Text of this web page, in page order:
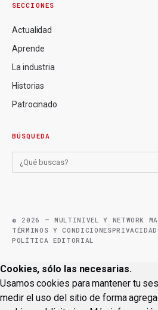
SECCIONES
Actualidad
Aprende
La industria
Historias
Patrocinado
BÚSQUEDA
© 2026 — MULTINIVEL Y NETWORK
TÉRMINOS Y CONDICIONESPRIVACIDAD
POLÍTICA EDITORIAL
Cookies, sólo las necesarias.
Usamos cookies para mantener tu
medir el uso del sitio de forma